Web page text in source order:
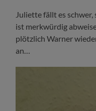
Juliette fällt es
ist merkwürdig
plötzlich Warner
an…